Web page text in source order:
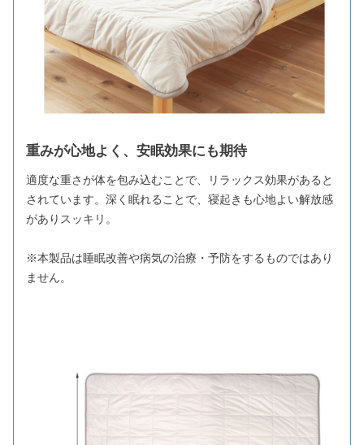
重みが心地よく、安眠効果にも期待
適度な重さが体を包み込むことで、リラックス効果があると
されています。深く眠れることで、寝起きも心地よい解放感
がありスッキリ。
※本製品は睡眠改善や病気の治療・予防をするものではあり
ません。